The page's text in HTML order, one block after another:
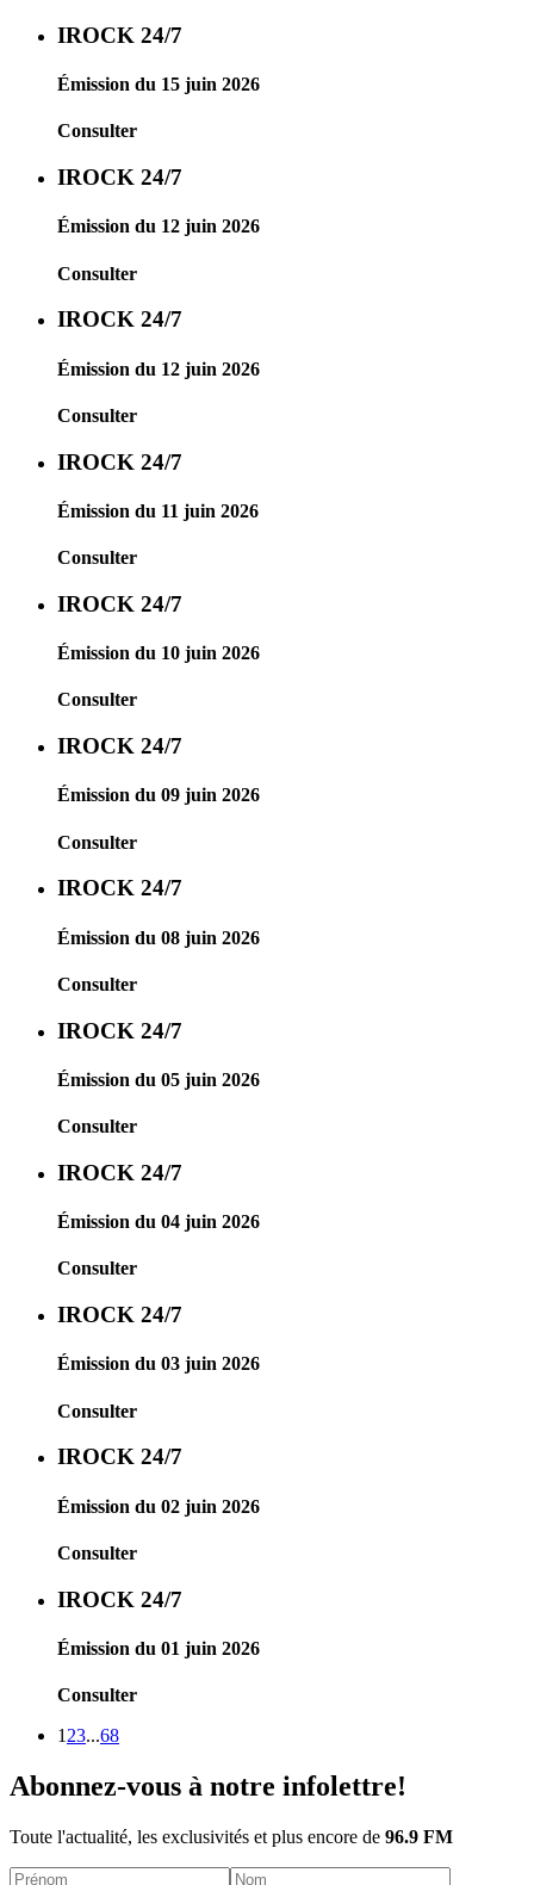
IROCK 24/7
Émission du 15 juin 2026
Consulter
IROCK 24/7
Émission du 12 juin 2026
Consulter
IROCK 24/7
Émission du 12 juin 2026
Consulter
IROCK 24/7
Émission du 11 juin 2026
Consulter
IROCK 24/7
Émission du 10 juin 2026
Consulter
IROCK 24/7
Émission du 09 juin 2026
Consulter
IROCK 24/7
Émission du 08 juin 2026
Consulter
IROCK 24/7
Émission du 05 juin 2026
Consulter
IROCK 24/7
Émission du 04 juin 2026
Consulter
IROCK 24/7
Émission du 03 juin 2026
Consulter
IROCK 24/7
Émission du 02 juin 2026
Consulter
IROCK 24/7
Émission du 01 juin 2026
Consulter
1 23...68
Abonnez-vous à notre infolettre!
Toute l'actualité, les exclusivités et plus encore de 96.9 FM